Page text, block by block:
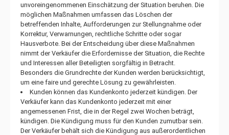
unvoreingenommenen Einschätzung der Situation beruhen. Die
möglichen Maßnahmen umfassen das Löschen der
betreffenden Inhalte, Aufforderungen zur Stellungnahme oder
Korrektur, Verwarnungen, rechtliche Schritte oder sogar
Hausverbote. Bei der Entscheidung über diese Maßnahmen
nimmt der Verkäufer die Erfordernisse der Situation, die Rechte
und Interessen aller Beteiligten sorgfältig in Betracht.
Besonders die Grundrechte der Kunden werden berücksichtigt,
um eine faire und gerechte Lösung zu gewährleisten.
Kunden können das Kundenkonto jederzeit kündigen. Der
Verkäufer kann das Kundenkonto jederzeit mit einer
angemessenen Frist, die in der Regel zwei Wochen beträgt,
kündigen. Die Kündigung muss für den Kunden zumutbar sein.
Der Verkäufer behält sich die Kündigung aus außerordentlichen